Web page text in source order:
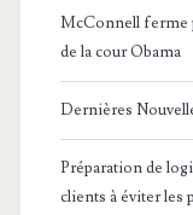
McConnell ferme
de la cour Obama
Dernières
Préparation de
clients à éviter les